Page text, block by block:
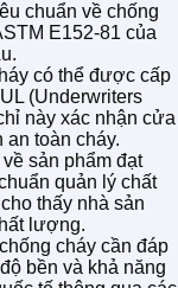
chuẩn về chống
E152-81 của
có thể được cấp
(Underwriters
này xác nhận cửa
an toàn cháy.
sản phẩm đạt
quản lý chất
thấy nhà sản
lượng.
cháy cần đáp
bền và khả năng